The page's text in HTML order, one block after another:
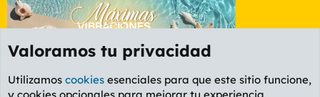
Valoramos tu privacidad
Utilizamos cookies esenciales para que este sitio funcione,